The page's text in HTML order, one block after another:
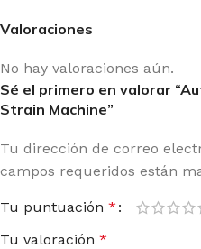
Valoraciones
No hay valoraciones aún.
Sé el primero en valorar
Strain Machine”
Tu dirección de correo
campos requeridos están
Tu puntuación *
Tu valoración *